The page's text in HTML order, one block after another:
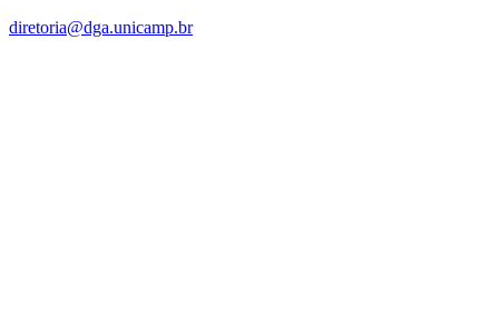
diretoria@dga.unicamp.br